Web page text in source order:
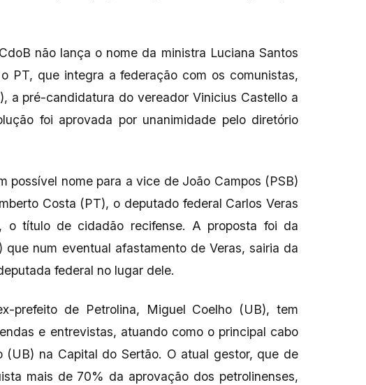
não lança o nome da ministra Luciana Santos
PT, que integra a federação com os comunistas,
a pré-candidatura do vereador Vinicius Castello a
foi aprovada por unanimidade pelo diretório
possível nome para a vice de João Campos (PSB)
Costa (PT), o deputado federal Carlos Veras
o título de cidadão recifense. A proposta foi da
que num eventual afastamento de Veras, sairia da
federal no lugar dele.
prefeito de Petrolina, Miguel Coelho (UB), tem
e entrevistas, atuando como o principal cabo
(UB) na Capital do Sertão. O atual gestor, que de
mais de 70% da aprovação dos petrolinenses,